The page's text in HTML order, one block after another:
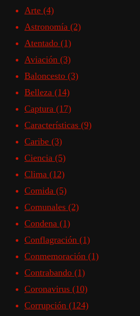
Arte (4)
Astronomía (2)
Atentado (1)
Aviación (3)
Baloncesto (3)
Belleza (14)
Captura (17)
Características (9)
Caribe (3)
Ciencia (5)
Clima (12)
Comida (5)
Comunales (2)
Condena (1)
Conflagración (1)
Conmemoración (1)
Contrabando (1)
Coronavirus (10)
Corrupción (124)